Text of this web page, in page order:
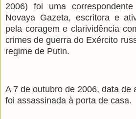
2006) foi uma
Novaya Gazeta, escritora e
pela coragem e clarividência
crimes de guerra do Exército
regime de Putin.
A 7 de outubro de 2006, data de
foi assassinada à porta de casa.